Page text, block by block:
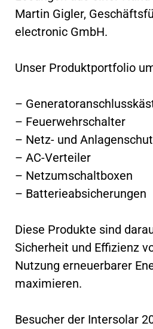
Martin Gigler,
electronic GmbH.
Unser Produktportfolio
–
– Feuerwehrschalter
– Netz- und
– AC-Verteiler
– Netzumschaltboxen
– Batterieabsicherungen
Diese Produkte sind
Sicherheit und Effizienz
Nutzung erneuerbarer
maximieren.
Besucher der Intersolar